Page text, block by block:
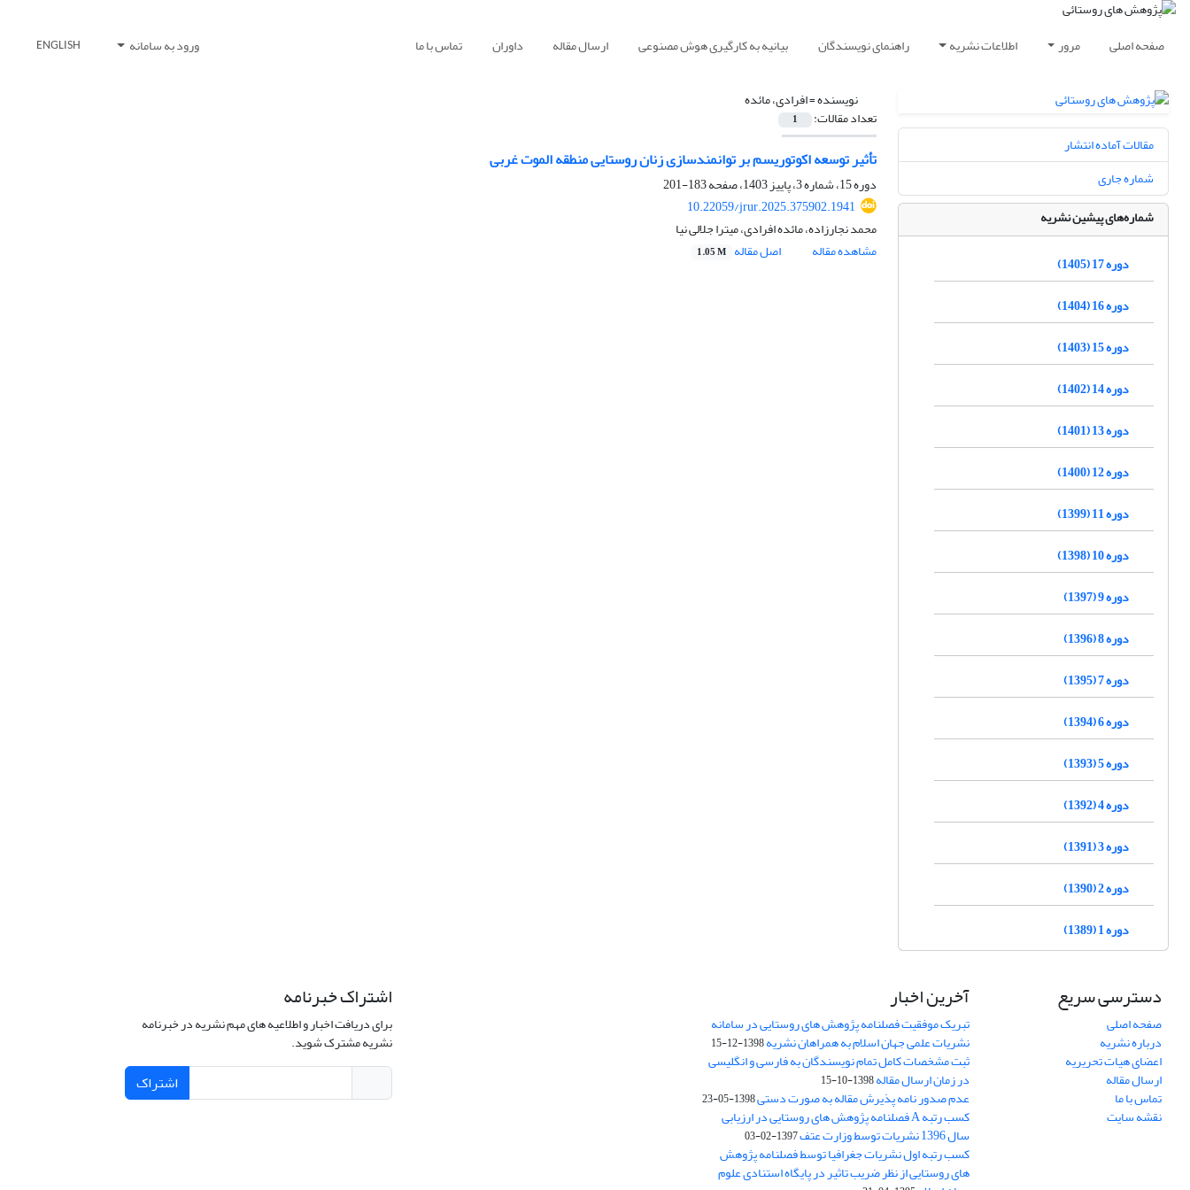
صفحه اصلی مرور اطلاعات نشریه راهنمای نویسندگان بیانیه به کارگیری هوش مصنوعی ارسال مقاله داوران تماس با ما ورود به سامانه ENGLISH
نویسنده =افرادی، مائده
تعداد مقالات: 1
تأثیر توسعه اکوتوریسم بر توانمندسازی زنان روستایی منطقه الموت غربی
دوره 15، شماره 3، پاییز 1403، صفحه
183-201
10.22059/jrur.2025.375902.1941
محمد نجارزاده، مائده افرادی، میترا جلالی نیا
مشاهده مقاله
اصل مقاله 1.05 M
مقالات آماده انتشار
شماره جاری
شماره‌های پیشین نشریه
دوره 17 (1405)
دوره 16 (1404)
دوره 15 (1403)
دوره 14 (1402)
دوره 13 (1401)
دوره 12 (1400)
دوره 11 (1399)
دوره 10 (1398)
دوره 9 (1397)
دوره 8 (1396)
دوره 7 (1395)
دوره 6 (1394)
دوره 5 (1393)
دوره 4 (1392)
دوره 3 (1391)
دوره 2 (1390)
دوره 1 (1389)
دسترسی سریع
صفحه اصلی
درباره نشریه
اعضای هیات تحریریه
ارسال مقاله
تماس با ما
نقشه سایت
آخرین اخبار
تبریک موفقیت فصلنامه پژوهش های روستایی در سامانه
نشریات علمی جهان اسلام به همراهان نشریه1398-12-15
ثبت مشخصات کامل تمام نویسندگان به فارسی و انگلیسی
در زمان ارسال مقاله1398-10-15
عدم صدور نامه پذیرش مقاله به صورت دستی1398-05-23
کسب رتبه A فصلنامه پژوهش های روستایی در ارزیابی
سال 1396 نشریات توسط وزارت عتف 1397-02-03
کسب رتبه اول نشریات جغرافیا توسط فصلنامه پژوهش
های روستایی از نظر ضریب تاثیر در پایگاه استنادی علوم
اشتراک خبرنامه
برای دریافت اخبار و اطلاعیه های مهم نشریه در خبرنامه
نشریه مشترک شوید.
اشتراک